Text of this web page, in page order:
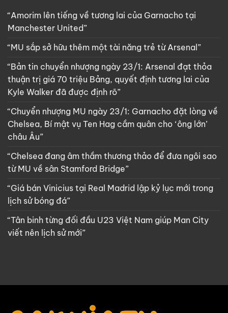
“Amorim lên tiếng về tương lai của Garnacho tại
Manchester United”
“MU sắp sở hữu thêm một tài năng trẻ từ Arsenal”
“Bản tin chuyển nhượng ngày 23/1: Arsenal đạt thỏa
thuận trị giá 70 triệu Bảng, quyết định tương lai của
Kyle Walker đã được định rõ”
“Chuyển nhượng MU ngày 23/1: Garnacho đặt lòng về
Chelsea, Bí mật vụ Ten Hag cầm quân cho ‘ông lớn’
châu Âu”
“Chelsea đang âm thầm thương thảo để đưa ngôi sao
từ MU về sân Stamford Bridge”
“Giá bán Vinicius tại Real Madrid lập kỷ lục mới trong
lịch sử bóng đá”
“Tân binh từng đối đầu U23 Việt Nam giúp Man City
viết nên lịch sử mới”